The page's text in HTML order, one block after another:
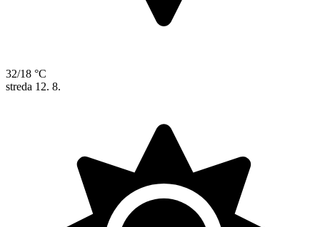
32/18 °C
streda 12. 8.